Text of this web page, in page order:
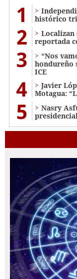
1
histórico
2
Localizan
reportada
3
“Nos
hondureño
ICE
4
Javier
Motagua:
5
Nasry